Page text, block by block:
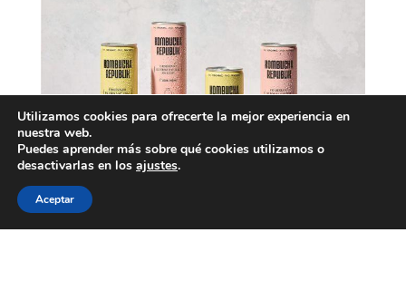
Nace Kombucha Republik,
Utilizamos cookies para ofrecerte la mejor experiencia en
nuestra web.
Puedes aprender más sobre qué cookies utilizamos o
desactivarlas en los ajustes.
Aceptar